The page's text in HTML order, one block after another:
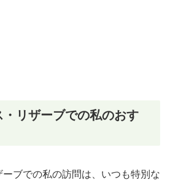
・リザーブでの私のおす
ブでの私の訪問は、いつも特別な